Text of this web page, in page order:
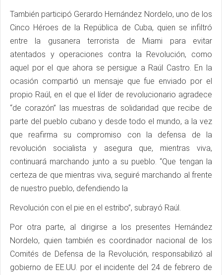
También participó Gerardo Hernández Nordelo, uno de los
Cinco Héroes de la República de Cuba, quien se infiltró
entre la gusanera terrorista de Miami para evitar
atentados y operaciones contra la Revolución, como
aquel por el que ahora se persigue a Raúl Castro. En la
ocasión compartió un mensaje que fue enviado por el
propio Raúl, en el que el líder de revolucionario agradece
“de corazón” las muestras de solidaridad que recibe de
parte del pueblo cubano y desde todo el mundo, a la vez
que reafirma su compromiso con la defensa de la
revolución socialista y asegura que, mientras viva,
continuará marchando junto a su pueblo. “Que tengan la
certeza de que mientras viva, seguiré marchando al frente
de nuestro pueblo, defendiendo la
Revolución con el pie en el estribo”, subrayó Raúl.
Por otra parte, al dirigirse a los presentes Hernández
Nordelo, quien también es coordinador nacional de los
Comités de Defensa de la Revolución, responsabilizó al
gobierno de EE.UU. por el incidente del 24 de febrero de